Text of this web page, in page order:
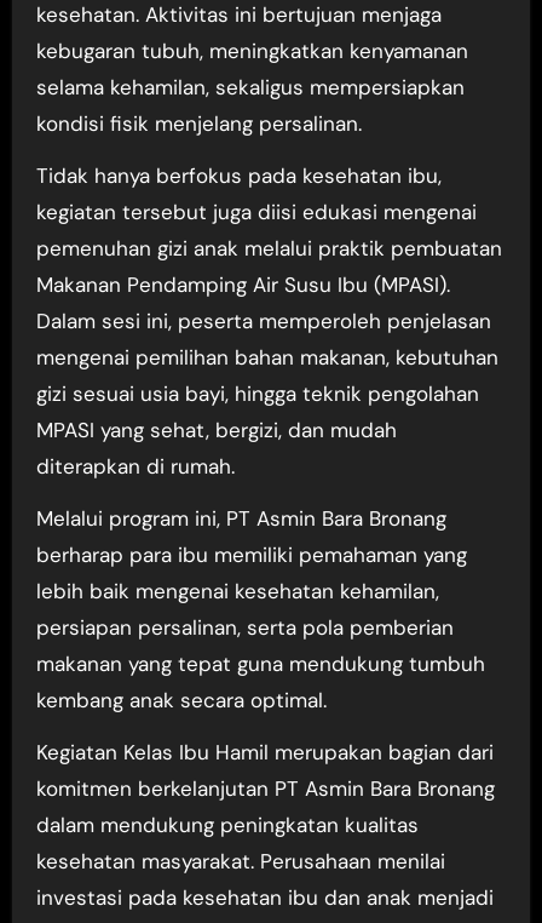
kesehatan. Aktivitas ini bertujuan menjaga
kebugaran tubuh, meningkatkan kenyamanan
selama kehamilan, sekaligus mempersiapkan
kondisi fisik menjelang persalinan.
Tidak hanya berfokus pada kesehatan ibu,
kegiatan tersebut juga diisi edukasi mengenai
pemenuhan gizi anak melalui praktik pembuatan
Makanan Pendamping Air Susu Ibu (MPASI).
Dalam sesi ini, peserta memperoleh penjelasan
mengenai pemilihan bahan makanan, kebutuhan
gizi sesuai usia bayi, hingga teknik pengolahan
MPASI yang sehat, bergizi, dan mudah
diterapkan di rumah.
Melalui program ini, PT Asmin Bara Bronang
berharap para ibu memiliki pemahaman yang
lebih baik mengenai kesehatan kehamilan,
persiapan persalinan, serta pola pemberian
makanan yang tepat guna mendukung tumbuh
kembang anak secara optimal.
Kegiatan Kelas Ibu Hamil merupakan bagian dari
komitmen berkelanjutan PT Asmin Bara Bronang
dalam mendukung peningkatan kualitas
kesehatan masyarakat. Perusahaan menilai
investasi pada kesehatan ibu dan anak menjadi